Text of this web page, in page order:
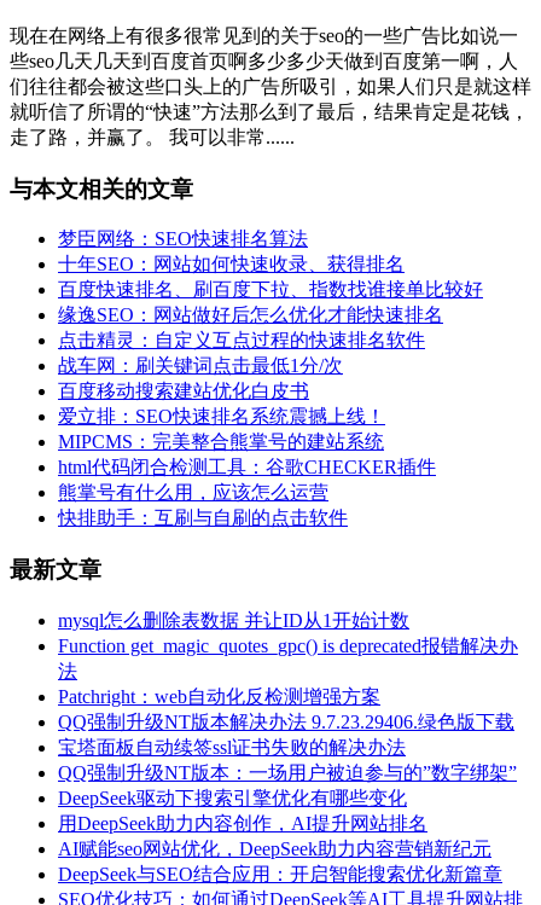
现在在网络上有很多很常见到的关于seo的一些广告比如说一
些seo几天几天到百度首页啊多少多少天做到百度第一啊，人
们往往都会被这些口头上的广告所吸引，如果人们只是就这样
就听信了所谓的“快速”方法那么到了最后，结果肯定是花钱，
走了路，并赢了。 我可以非常......
与本文相关的文章
梦臣网络：SEO快速排名算法
十年SEO：网站如何快速收录、获得排名
百度快速排名、刷百度下拉、指数找谁接单比较好
缘逸SEO：网站做好后怎么优化才能快速排名
点击精灵：自定义互点过程的快速排名软件
战车网：刷关键词点击最低1分/次
百度移动搜索建站优化白皮书
爱立排：SEO快速排名系统震撼上线！
MIPCMS：完美整合熊掌号的建站系统
html代码闭合检测工具：谷歌CHECKER插件
熊掌号有什么用，应该怎么运营
快排助手：互刷与自刷的点击软件
最新文章
mysql怎么删除表数据 并让ID从1开始计数
Function get_magic_quotes_gpc() is deprecated报错解决办
法
Patchright：web自动化反检测增强方案
QQ强制升级NT版本解决办法 9.7.23.29406.绿色版下载
宝塔面板自动续签ssl证书失败的解决办法
QQ强制升级NT版本：一场用户被迫参与的”数字绑架”
DeepSeek驱动下搜索引擎优化有哪些变化
用DeepSeek助力内容创作，AI提升网站排名
AI赋能seo网站优化，DeepSeek助力内容营销新纪元
DeepSeek与SEO结合应用：开启智能搜索优化新篇章
SEO优化技巧：如何通过DeepSeek等AI工具提升网站排